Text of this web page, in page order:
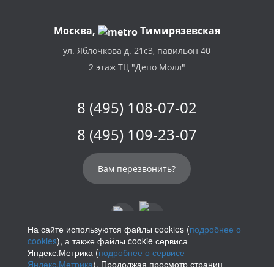
Москва, Тимирязевская
ул. Яблочкова д. 21с3, павильон 40
2 этаж ТЦ "Депо Молл"
8 (495) 108-07-02
8 (495) 109-23-07
Вам перезвонить?
info@parikof.ru
На сайте используются файлы cookies (подробнее о
cookies), а также файлы cookie сервиса
Яндекс.Метрика (подробнее о сервисе
Яндекс.Метрика). Продолжая просмотр страниц